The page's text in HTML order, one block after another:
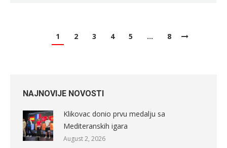
1 2 3 4 5 … 8
NAJNOVIJE NOVOSTI
Klikovac donio prvu medalju sa
Mediteranskih igara
August 2, 2026